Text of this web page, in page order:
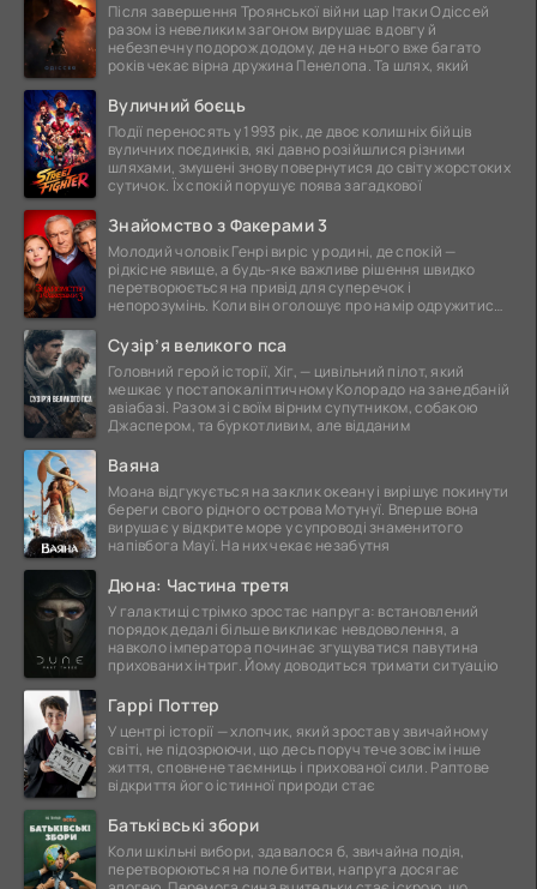
Після завершення Троянської війни цар Ітаки Одіссей
разом із невеликим загоном вирушає в довгу й
небезпечну подорож додому, де на нього вже багато
років чекає вірна дружина Пенелопа. Та шлях, який
Вуличний боєць
Події переносять у 1993 рік, де двоє колишніх бійців
вуличних поєдинків, які давно розійшлися різними
шляхами, змушені знову повернутися до світу жорстоких
сутичок. Їх спокій порушує поява загадкової
Знайомство з Факерами 3
Молодий чоловік Генрі виріс у родині, де спокій —
рідкісне явище, а будь-яке важливе рішення швидко
перетворюється на привід для суперечок і
непорозумінь. Коли він оголошує про намір одружитися,
Сузір’я великого пса
Головний герой історії, Хіг, — цивільний пілот, який
мешкає у постапокаліптичному Колорадо на занедбаній
авіабазі. Разом зі своїм вірним супутником, собакою
Джаспером, та буркотливим, але відданим
Ваяна
Моана відгукується на заклик океану і вирішує покинути
береги свого рідного острова Мотунуї. Вперше вона
вирушає у відкрите море у супроводі знаменитого
напівбога Мауї. На них чекає незабутня
Дюна: Частина третя
У галактиці стрімко зростає напруга: встановлений
порядок дедалі більше викликає невдоволення, а
навколо імператора починає згущуватися павутина
прихованих інтриг. Йому доводиться тримати ситуацію
Гаррі Поттер
У центрі історії — хлопчик, який зростав у звичайному
світі, не підозрюючи, що десь поруч тече зовсім інше
життя, сповнене таємниць і прихованої сили. Раптове
відкриття його істинної природи стає
Батьківські збори
Коли шкільні вибори, здавалося б, звичайна подія,
перетворюються на поле битви, напруга досягає